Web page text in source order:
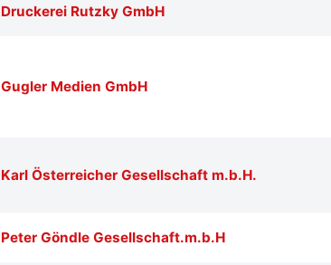
Druckerei Rutzky GmbH
Gugler Medien GmbH
Karl Österreicher Gesellschaft m.b.H.
Peter Göndle Gesellschaft.m.b.H